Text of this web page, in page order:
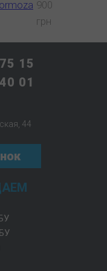
900
грн
15
01
44